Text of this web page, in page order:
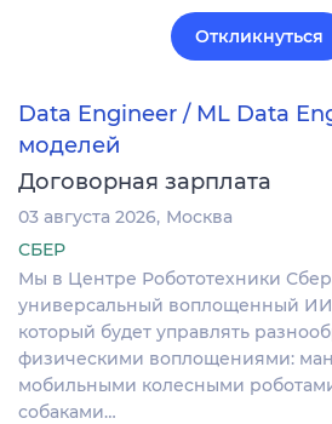
Откликнуться
Data Engineer / ML Data
моделей
Договорная зарплата
03 августа 2026 Москва
СБЕР
Мы в Центре Робототехники
универсальный воплощенный ИИ
который будет управлять
физическими воплощениями:
мобильными колесными
собаками…